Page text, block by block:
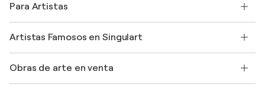
Ofrecer una tarjeta regalo
Unirse a nuestro programa comercial
Mi cuenta
Protección al comprador
+34 911 23 97 81
faq
Revista Singulart
Empleos
Descubre arte original seleccionado
Para Artistas
Inicie sesión como Artista
Artistas Famosos en Singulart
Marc Chagall
Obras de arte en venta